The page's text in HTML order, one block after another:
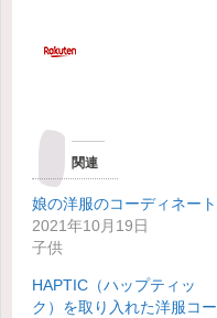
関連
娘の洋服のコーディネート
2021年10月19日
子供
HAPTIC（ハップティッ
ク）を取り入れた洋服コー